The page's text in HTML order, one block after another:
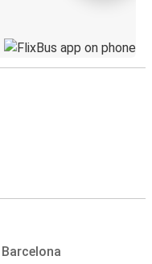
Barcelona